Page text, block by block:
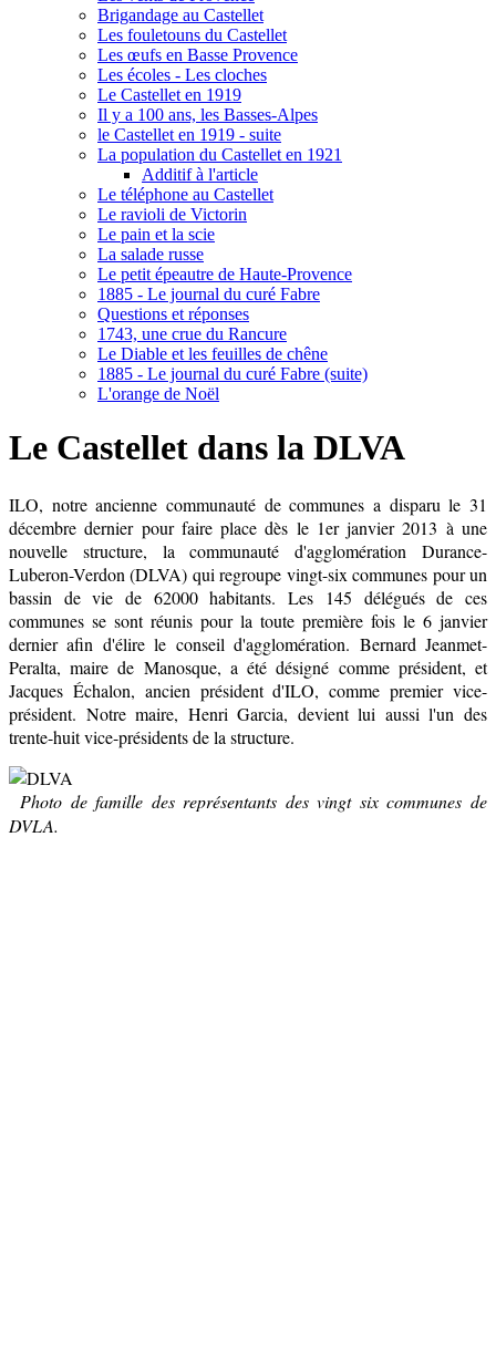
Brigandage au Castellet
Les fouletouns du Castellet
Les œufs en Basse Provence
Les écoles - Les cloches
Le Castellet en 1919
Il y a 100 ans, les Basses-Alpes
le Castellet en 1919 - suite
La population du Castellet en 1921
Additif à l'article
Le téléphone au Castellet
Le ravioli de Victorin
Le pain et la scie
La salade russe
Le petit épeautre de Haute-Provence
1885 - Le journal du curé Fabre
Questions et réponses
1743, une crue du Rancure
Le Diable et les feuilles de chêne
1885 - Le journal du curé Fabre (suite)
L'orange de Noël
Le Castellet dans la DLVA
ILO, notre ancienne communauté de communes a disparu le 31
décembre dernier pour faire place dès le 1er janvier 2013 à une
nouvelle structure, la communauté d'agglomération Durance-
Luberon-Verdon (DLVA) qui regroupe vingt-six communes pour un
bassin de vie de 62000 habitants. Les 145 délégués de ces
communes se sont réunis pour la toute première fois le 6 janvier
dernier afin d'élire le conseil d'agglomération. Bernard Jeanmet-
Peralta, maire de Manosque, a été désigné comme président, et
Jacques Échalon, ancien président d'ILO, comme premier vice-
président. Notre maire, Henri Garcia, devient lui aussi l'un des
trente-huit vice-présidents de la structure.
Photo de famille des représentants des vingt six communes de
DVLA.